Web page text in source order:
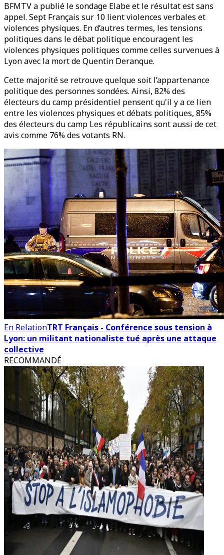
BFMTV a publié le sondage Elabe et le résultat est sans
appel. Sept Français sur 10 lient violences verbales et
violences physiques. En d’autres termes, les tensions
politiques dans le débat politique encouragent les
violences physiques politiques comme celles survenues à
Lyon avec la mort de Quentin Deranque.
Cette majorité se retrouve quelque soit l’appartenance
politique des personnes sondées. Ainsi, 82% des
électeurs du camp présidentiel pensent qu'il y a ce lien
entre les violences physiques et débats politiques, 85%
des électeurs du camp Les républicains sont aussi de cet
avis comme 76% des votants RN.
En RelationTRT Français - Conférence sous tension à
Lyon: un militant nationaliste tué après une attaque
collective
RECOMMANDÉ